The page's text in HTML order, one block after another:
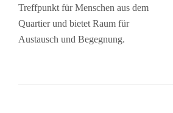
Treffpunkt für Menschen aus dem
Quartier und bietet Raum für
Austausch und Begegnung.